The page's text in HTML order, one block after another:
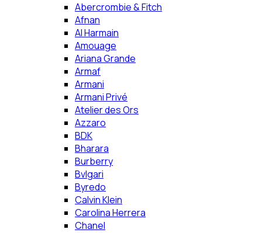
Abercrombie & Fitch
Afnan
Al Harmain
Amouage
Ariana Grande
Armaf
Armani
Armani Privé
Atelier des Ors
Azzaro
BDK
Bharara
Burberry
Bvlgari
Byredo
Calvin Klein
Carolina Herrera
Chanel